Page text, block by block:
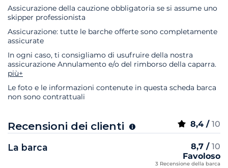
Assicurazione della cauzione obbligatoria se si assume uno
skipper professionista
Assicurazione: tutte le barche offerte sono completamente
assicurate
In ogni caso, ti consigliamo di usufruire della nostra
assicurazione Annulamento e/o del rimborso della caparra.
più+
Le foto e le informazioni contenute in questa scheda barca
non sono contrattuali
Recensioni dei clienti 8,4 / 10
La barca 8,7 / 10
Favoloso
3 Recensione della barca